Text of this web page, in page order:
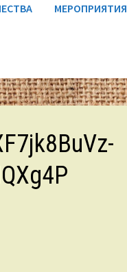
МЕРОПРИЯТИЯ